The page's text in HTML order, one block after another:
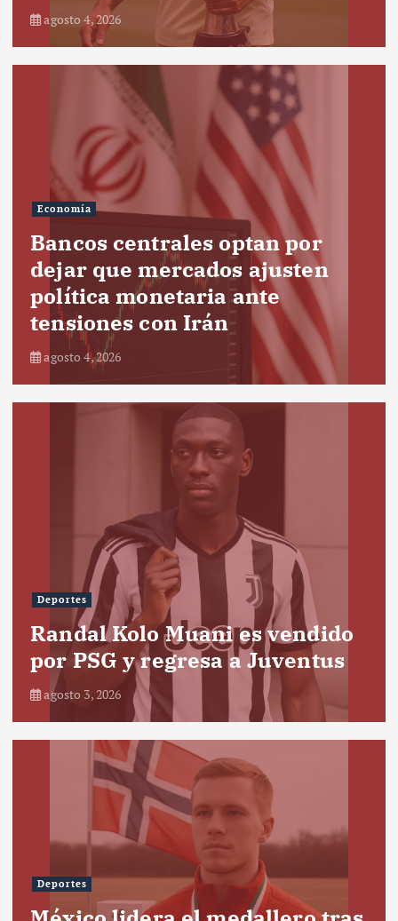
agosto 4, 2026
Economía
Bancos centrales optan por
dejar que mercados ajusten
política monetaria ante
tensiones con Irán
agosto 4, 2026
Deportes
Randal Kolo Muani es vendido
por PSG y regresa a Juventus
agosto 3, 2026
Deportes